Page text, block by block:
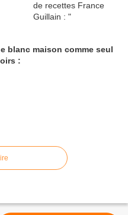
blanc maison comme seul
: